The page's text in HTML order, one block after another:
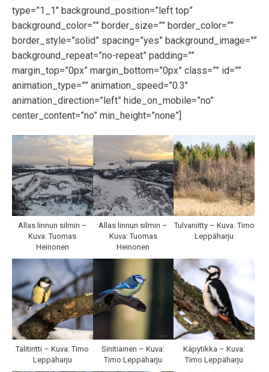
type=”1_1″ background_position=”left top”
background_color=”” border_size=”” border_color=””
border_style=”solid” spacing=”yes” background_image=””
background_repeat=”no-repeat” padding=””
margin_top=”0px” margin_bottom=”0px” class=”” id=””
animation_type=”” animation_speed=”0.3″
animation_direction=”left” hide_on_mobile=”no”
center_content=”no” min_height=”none”]
Allas linnun silmin –
Kuva: Tuomas
Heinonen
Allas linnun silmin –
Kuva: Tuomas
Heinonen
Tulvaniitty – Kuva: Timo
Leppäharju
Talitintti – Kuva: Timo
Leppäharju
Sinitiainen – Kuva:
Timo Leppäharju
Käpytikka – Kuva:
Timo Leppäharju